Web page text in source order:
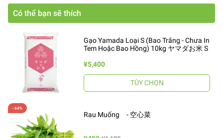
Có thể bạn sẽ thích
Gạo Yamada Loại S (Bao Trắng - Chưa In
Tem Hoặc Bao Hồng) 10kg ヤマダお米 S
¥5,400
TÙY CHỌN
Rau Muống - 空心菜